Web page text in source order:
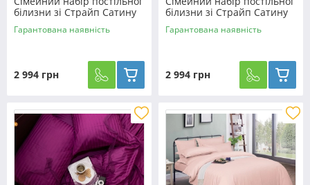
білизни зі Страйп Сатину
№50999 Черешенка™
Гарантована наявність
2 994 грн
білизни зі Страйп Сатину
№545917 KRISPOL™
Гарантована наявність
2 994 грн